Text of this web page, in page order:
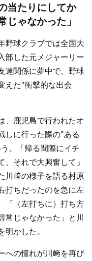
当たりにしてか
じゃなかった」
野球クラブでは全国大
部した元メジャーリー
達関係に夢中で、野球
えた"衝撃的な出会
、鹿児島で行われたオ
しに行った際の"ある
。「帰る間際にイチ
それで大興奮して」
川﨑の様子を語る村原
打ちだったのを急に左
「（左打ちに）打ち方
常じゃなかった」と川
かした。
への憧れが川﨑を再び